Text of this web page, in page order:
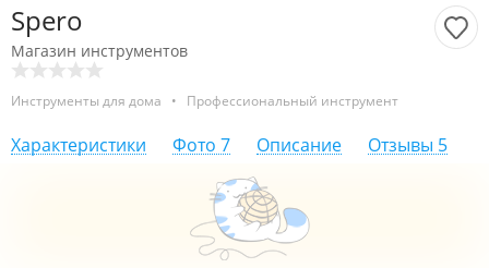
Spero
Магазин инструментов
Инструменты для дома • Профессиональный инструмент
Характеристики Фото 7 Описание Отзывы 5